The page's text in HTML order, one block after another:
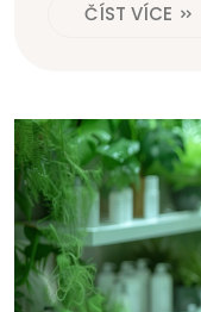
baňkování pro
ČÍST VÍCE